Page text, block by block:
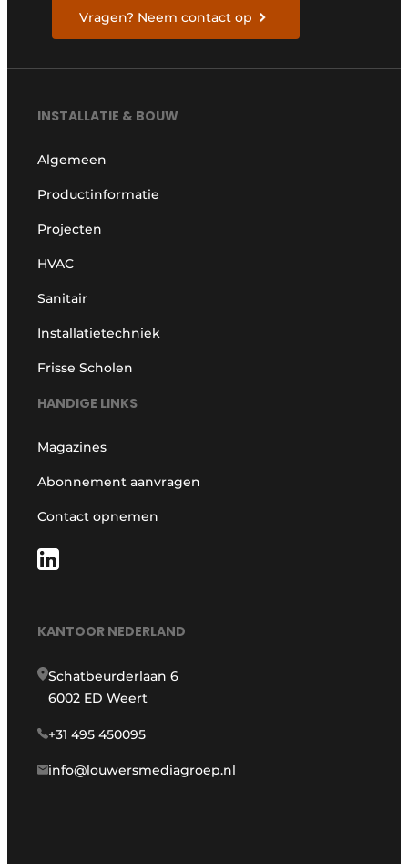
Vragen? Neem contact op
INSTALLATIE & BOUW
Algemeen
Productinformatie
Projecten
HVAC
Sanitair
Installatietechniek
Frisse Scholen
HANDIGE LINKS
Magazines
Abonnement aanvragen
Contact opnemen
KANTOOR NEDERLAND
Schatbeurderlaan 6
6002 ED Weert
+31 495 450095
info@louwersmediagroep.nl